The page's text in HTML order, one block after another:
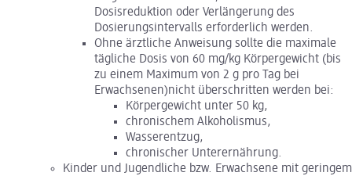
Dosisreduktion oder Verlängerung des
Dosierungsintervalls erforderlich werden.
Ohne ärztliche Anweisung sollte die maximale
tägliche Dosis von 60 mg/kg Körpergewicht (bis
zu einem Maximum von 2 g pro Tag bei
Erwachsenen)nicht überschritten werden bei:
Körpergewicht unter 50 kg,
chronischem Alkoholismus,
Wasserentzug,
chronischer Unterernährung.
Kinder und Jugendliche bzw. Erwachsene mit geringem